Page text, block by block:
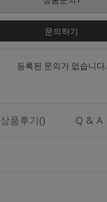
문의하기
등록된 문의가 없습니다.
상품후기() Q & A